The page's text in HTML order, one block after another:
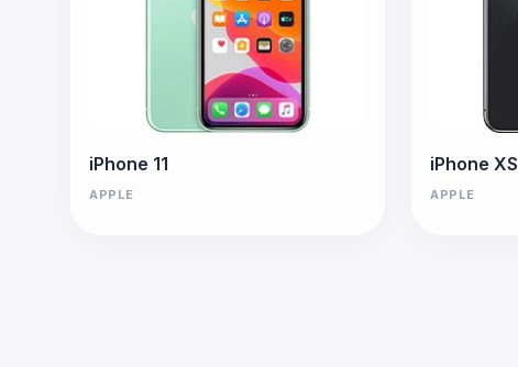
iPhone 11
APPLE
iPhone XS
APPLE